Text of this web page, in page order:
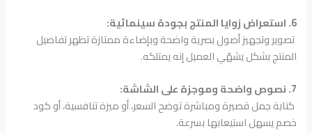
6. استعراض زوايا المنتج بجودة سينمائية:
تصوير وتجهيز أصول بصرية واضحة وبإضاءة ممتازة تظهر تفاصيل
المنتج بشكل يشهّي العميل إنه يمتلكه.
7. نصوص واضحة وموجزة على الشاشة:
كتابة جمل قصيرة ومباشرة توضح السعر، أو ميزة تنافسية، أو كود
خصم يسهل استيعابها بسرعة.